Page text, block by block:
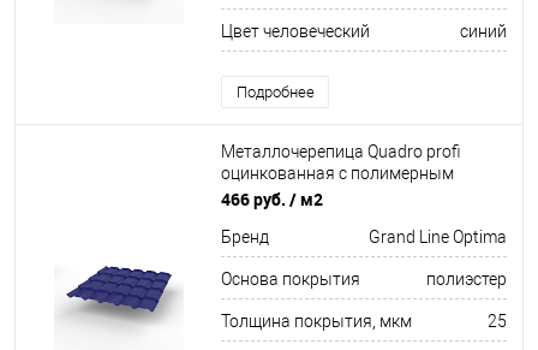
Цвет человеческий синий
Подробнее
Металлочерепица Quadro profi
оцинкованная с полимерным
покрытием 0,45х1159мм RAL 5002
466 руб. / м2
Бренд Grand Line Optima
Основа покрытия полиэстер
Толщина покрытия, мкм 25